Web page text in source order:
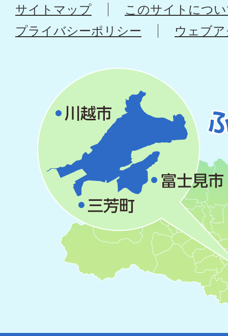
サイトマップ
このサイトにつ
プライバシーポリシー
ウェブ